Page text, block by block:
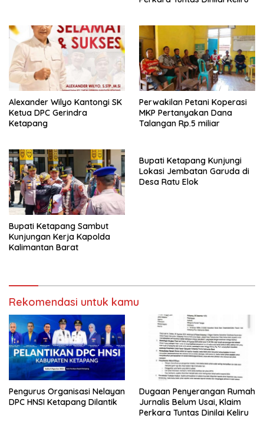
Alexander Wilyo Kantongi SK
Ketua DPC Gerindra
Ketapang
Perwakilan Petani Koperasi
MKP Pertanyakan Dana
Talangan Rp.5 miliar
Bupati Ketapang Sambut
Kunjungan Kerja Kapolda
Kalimantan Barat
Bupati Ketapang Kunjungi
Lokasi Jembatan Garuda di
Desa Ratu Elok
Rekomendasi untuk kamu
Pengurus Organisasi Nelayan
DPC HNSI Ketapang Dilantik
Dugaan Penyerangan Rumah
Jurnalis Belum Usai, Klaim
Perkara Tuntas Dinilai Keliru